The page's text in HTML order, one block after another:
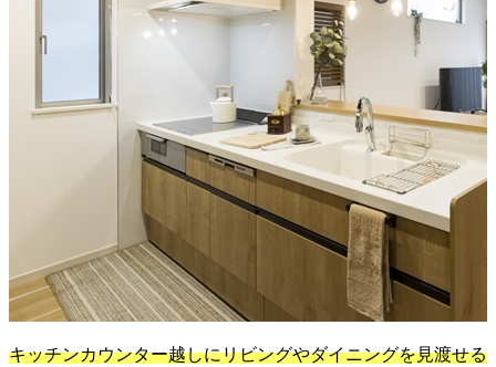
キッチンカウンター越しにリビングやダイニングを見渡せる